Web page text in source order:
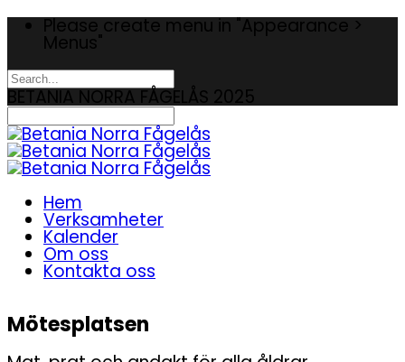
Please create menu in "Appearance >
Menus"
BETANIA NORRA FÅGELÅS 2025
Hem
Verksamheter
Kalender
Om oss
Kontakta oss
Mötesplatsen